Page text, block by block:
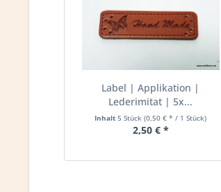
Label | Applikation |
Lederimitat | 5x...
Inhalt5 Stück(0,50 € * / 1 Stück)
2,50 € *